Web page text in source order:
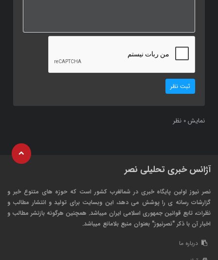
ثبت نظر
نمایش 0 نظر
آژانس خبری تحلیلی نصر
نصر نیوز اولین پایگاه خبری در شمالغرب کشور است که حوزه های متنوع خبر و
گزارشات رسانه ی را پوشش می دهد، این وبسایت برای تولید و انتشار مطالب و
نظرات، تابع قوانین جمهوری اسلامی ایران میباشد. همچنین هرگونه بازنشر مطالب و
اخبار آن با ذکر "نصرنیوز" بعنوان منبع بلامانع میباشد.
درباره ما